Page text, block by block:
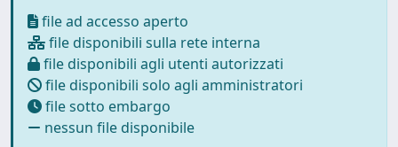
file ad accesso aperto
file disponibili sulla rete interna
file disponibili agli utenti autorizzati
file disponibili solo agli amministratori
file sotto embargo
nessun file disponibile